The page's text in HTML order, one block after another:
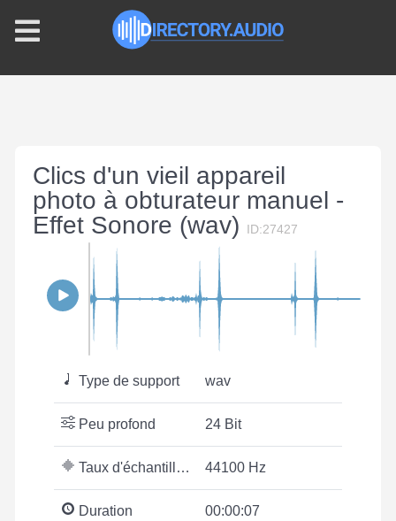
Clics d'un vieil appareil
photo à obturateur manuel -
Effet Sonore (wav)
ID:27427
Type de support wav
Peu profond 24 Bit
Taux d'échantillonnage 44100 Hz
Duration 00:00:07